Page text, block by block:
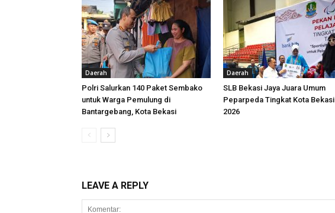
Daerah
Polri Salurkan 140 Paket Sembako
untuk Warga Pemulung di
Bantargebang, Kota Bekasi
Daerah
SLB Bekasi Jaya Juara Umum
Peparpeda Tingkat Kota Bekasi
2026
LEAVE A REPLY